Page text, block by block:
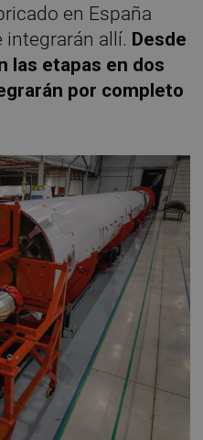
en España
integrarán allí. Desde
las etapas en dos
por completo